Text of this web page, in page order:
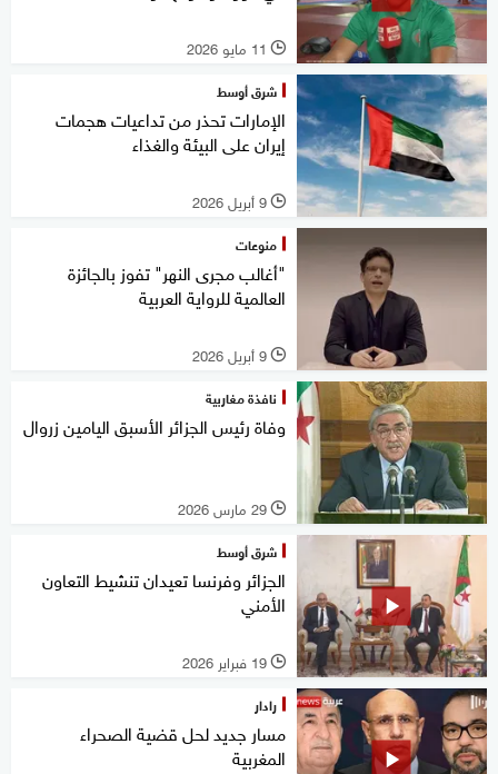
l 11 مايو 2026
شرق أوسط
الإمارات تحذر من تداعيات هجمات
إيران على البيئة والغذاء
l 9 أبريل 2026
منوعات
"أغالب مجرى النهر" تفوز بالجائزة
العالمية للرواية العربية
l 9 أبريل 2026
نافذة مغاربية
وفاة رئيس الجزائر الأسبق اليامين زروال
l 29 مارس 2026
شرق أوسط
الجزائر وفرنسا تعيدان تنشيط التعاون
الأمني
l 19 فبراير 2026
رادار
مسار جديد لحل قضية الصحراء
المغربية